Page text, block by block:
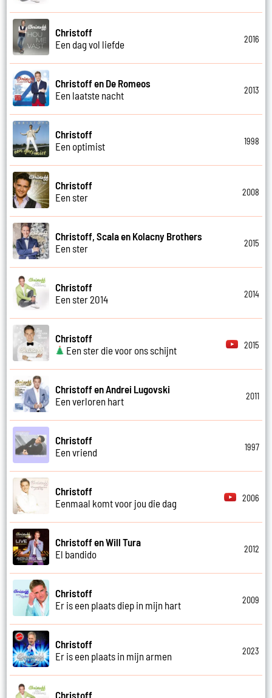
Christoff
Een dag vol liefde
2016
Christoff en De Romeos
Een laatste nacht
2013
Christoff
Een optimist
1998
Christoff
Een ster
2008
Christoff, Scala en Kolacny Brothers
Een ster
2015
Christoff
Een ster 2014
2014
Christoff
Een ster die voor ons schijnt
2015
Christoff en Andrei Lugovski
Een verloren hart
2011
Christoff
Een vriend
1997
Christoff
Eenmaal komt voor jou die dag
2006
Christoff en Will Tura
El bandido
2012
Christoff
Er is een plaats diep in mijn hart
2009
Christoff
Er is een plaats in mijn armen
2023
Christoff